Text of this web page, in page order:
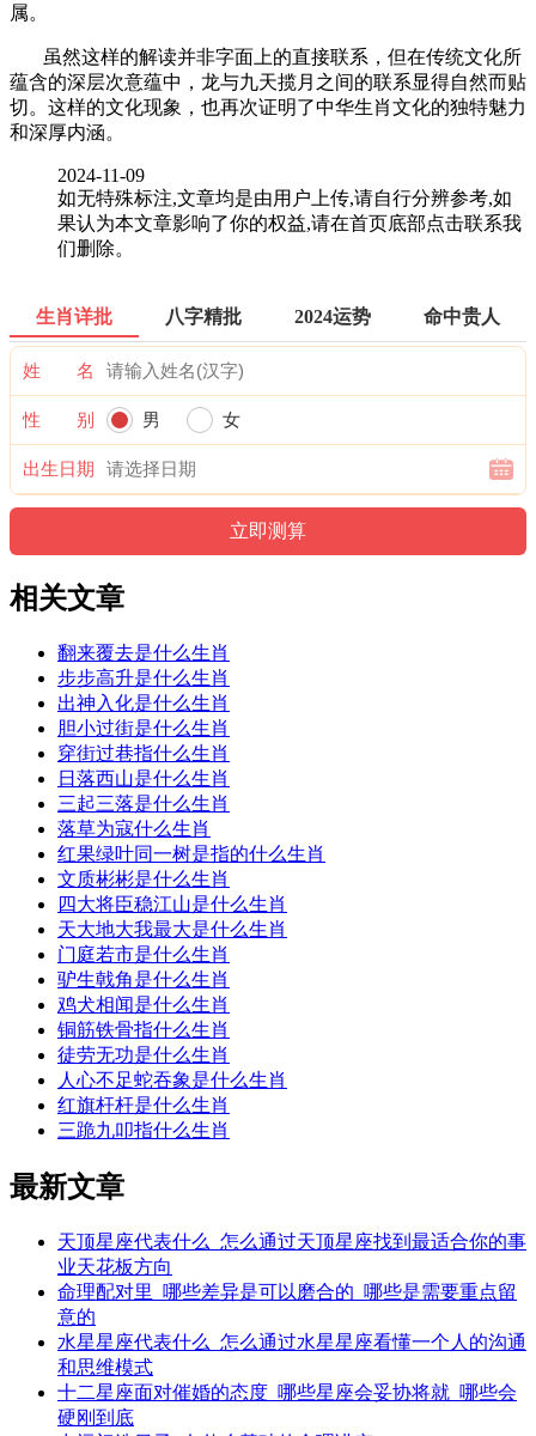
属。
虽然这样的解读并非字面上的直接联系，但在传统文化所
蕴含的深层次意蕴中，龙与九天揽月之间的联系显得自然而贴
切。这样的文化现象，也再次证明了中华生肖文化的独特魅力
和深厚内涵。
2024-11-09
如无特殊标注,文章均是由用户上传,请自行分辨参考,如
果认为本文章影响了你的权益,请在首页底部点击联系我
们删除。
生肖详批 八字精批 2024运势 命中贵人
姓 名
性 别 男 女
出生日期
相关文章
翻来覆去是什么生肖
步步高升是什么生肖
出神入化是什么生肖
胆小过街是什么生肖
穿街过巷指什么生肖
日落西山是什么生肖
三起三落是什么生肖
落草为寇什么生肖
红果绿叶同一树是指的什么生肖
文质彬彬是什么生肖
四大将臣稳江山是什么生肖
天大地大我最大是什么生肖
门庭若市是什么生肖
驴生戟角是什么生肖
鸡犬相闻是什么生肖
铜筋铁骨指什么生肖
徒劳无功是什么生肖
人心不足蛇吞象是什么生肖
红旗杆杆是什么生肖
三跪九叩指什么生肖
最新文章
天顶星座代表什么_怎么通过天顶星座找到最适合你的事
业天花板方向
命理配对里_哪些差异是可以磨合的_哪些是需要重点留
意的
水星星座代表什么_怎么通过水星星座看懂一个人的沟通
和思维模式
十二星座面对催婚的态度_哪些星座会妥协将就_哪些会
硬刚到底